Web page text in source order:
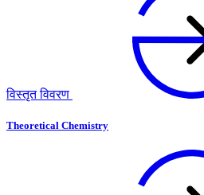
विस्तृत विवरण
Theoretical Chemistry